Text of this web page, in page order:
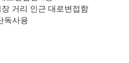
거리 인근 대로변접함
독사용